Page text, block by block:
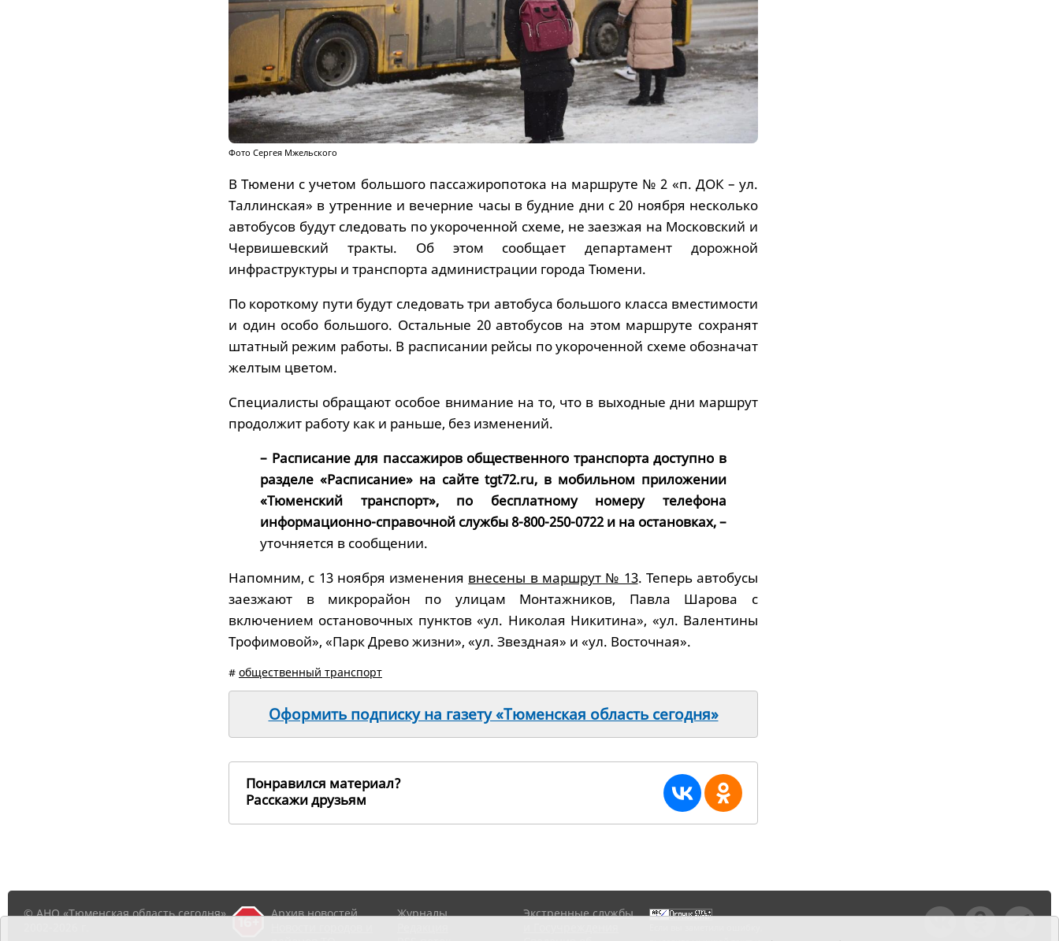
Фото Сергея Мжельского
В Тюмени с учетом большого пассажиропотока на маршруте № 2 «п. ДОК – ул.
Таллинская» в утренние и вечерние часы в будние дни с 20 ноября несколько
автобусов будут следовать по укороченной схеме, не заезжая на Московский и
Червишевский тракты. Об этом сообщает департамент дорожной
инфраструктуры и транспорта администрации города Тюмени.
По короткому пути будут следовать три автобуса большого класса вместимости
и один особо большого. Остальные 20 автобусов на этом маршруте сохранят
штатный режим работы. В расписании рейсы по укороченной схеме обозначат
желтым цветом.
Специалисты обращают особое внимание на то, что в выходные дни маршрут
продолжит работу как и раньше, без изменений.
– Расписание для пассажиров общественного транспорта доступно в
разделе «Расписание» на сайте tgt72.ru, в мобильном приложении
«Тюменский транспорт», по бесплатному номеру телефона
информационно-справочной службы 8-800-250-0722 и на остановках, –
уточняется в сообщении.
Напомним, с 13 ноября изменения внесены в маршрут № 13. Теперь автобусы
заезжают в микрорайон по улицам Монтажников, Павла Шарова с
включением остановочных пунктов «ул. Николая Никитина», «ул. Валентины
Трофимовой», «Парк Древо жизни», «ул. Звездная» и «ул. Восточная».
# общественный транспорт
Оформить подписку на газету «Тюменская область сегодня»
Понравился материал?
Расскажи друзьям
© АНО «Тюменская область сегодня»,
Архив новостей
Журналы
Экстренные службы